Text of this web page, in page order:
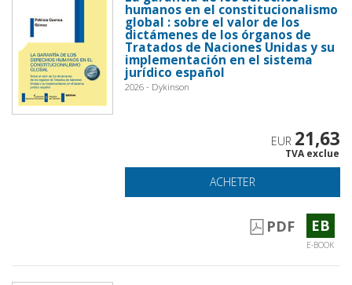
humanos en el constitucionalismo
global : sobre el valor de los
dictámenes de los órganos de
Tratados de Naciones Unidas y su
implementación en el sistema
jurídico español
2026 - Dykinson
EUR 21,63
TVA exclue
ACHETER
PDF EB
E-BOOK